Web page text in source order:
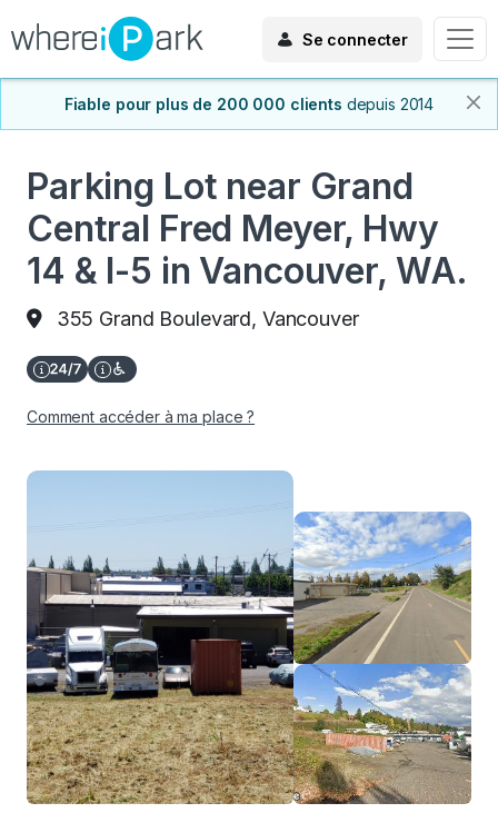
Se connecter
Fiable pour plus de 200 000 clients depuis 2014
Parking Lot near Grand
Central Fred Meyer, Hwy
14 & I-5 in Vancouver, WA.
355 Grand Boulevard, Vancouver
Comment accéder à ma place ?